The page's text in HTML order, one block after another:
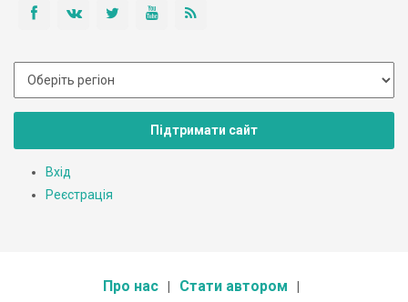
Підтримати сайт
Вхід
Реєстрація
Про нас Стати автором